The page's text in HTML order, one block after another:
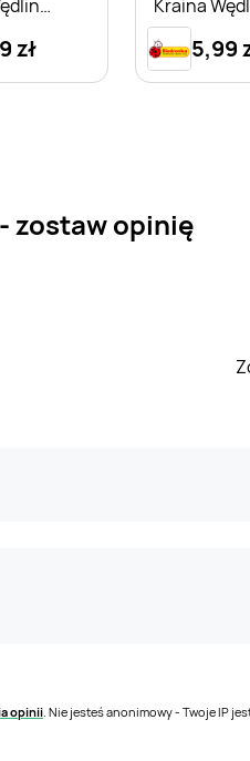
zł
Kraina
Nature
5,99
zostaw opinię
opinii. Nie jesteś anonimowy - Twoje IP